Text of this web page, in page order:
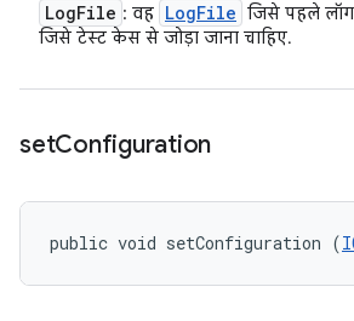
LogFile : वह LogFile जिसे पहले लॉग
जिसे टेस्ट केस से जोड़ा जाना चाहिए.
setConfiguration
public void setConfiguration (